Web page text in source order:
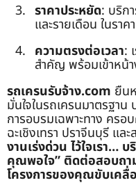
ราคาประหยัด: บริก
และรายเดือน ในรา
ความตรงต่อเวลา:
สำคัญ พร้อมเข้าหน้
รถเครนรับจ้าง.com ยืน
มั่นใจในรถเครนมาตรฐา
การอบรมเฉพาะทาง คร
ฉะเชิงเทรา ปราจีนบุรี และ
งานเร่งด่วน ไว้ใจเรา…
คุณพอใจ” ติดต่อสอบถา
โครงการของคุณขับเคลื่